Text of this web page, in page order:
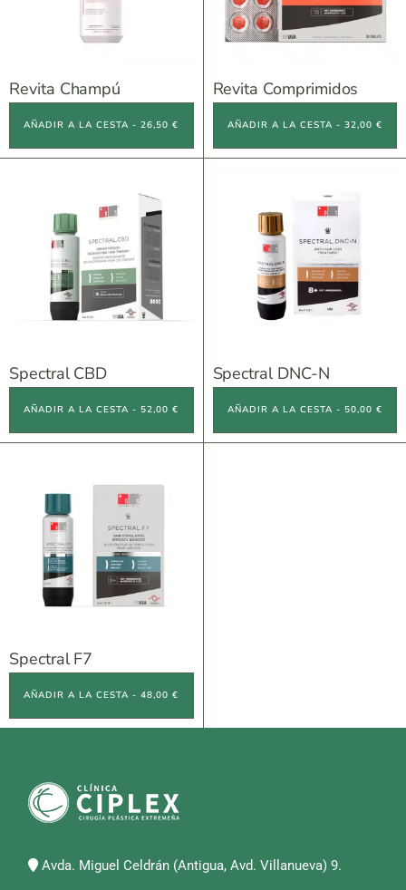
Revita Champú
AÑADIR A LA CESTA - 26,50 €
Revita Comprimidos
AÑADIR A LA CESTA - 32,00 €
Spectral CBD
AÑADIR A LA CESTA - 52,00 €
Spectral DNC-N
AÑADIR A LA CESTA - 50,00 €
Spectral F7
AÑADIR A LA CESTA - 48,00 €
Avda. Miguel Celdrán (Antigua, Avd. Villanueva) 9.